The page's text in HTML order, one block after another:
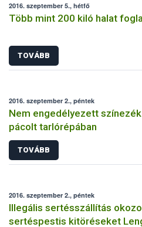
2016. szeptember 5., hétfő
Több mint 200 kiló halat
TOVÁBB
2016. szeptember 2., péntek
Nem engedélyezett
pácolt tarlórépában
TOVÁBB
2016. szeptember 2., péntek
Illegális sertésszállítás
sertéspestis kitöréseket